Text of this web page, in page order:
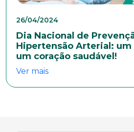
26/04/2024
Dia Nacional de
Hipertensão Arterial: um
um coração saudável!
Ver mais